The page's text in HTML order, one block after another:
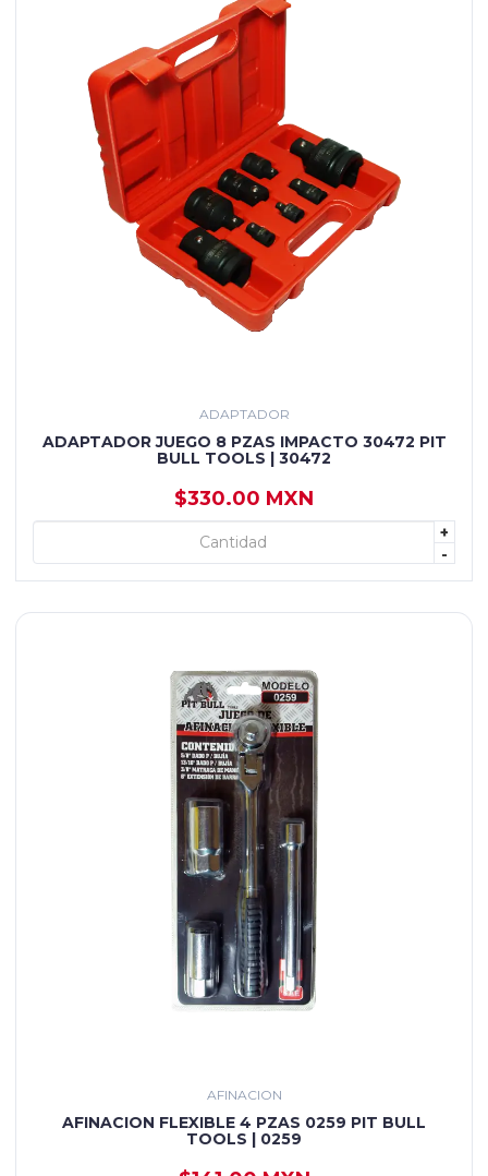
ADAPTADOR
ADAPTADOR JUEGO 8 PZAS IMPACTO 30472 PIT
BULL TOOLS | 30472
$330.00 MXN
+
-
+ AGREGAR
AFINACION
AFINACION FLEXIBLE 4 PZAS 0259 PIT BULL
TOOLS | 0259